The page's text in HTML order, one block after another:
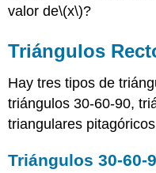
valor de\(x\)?
Triángulos
Hay tres tipos de
triángulos 30-60-90,
triangulares
Triángulos 30-60-